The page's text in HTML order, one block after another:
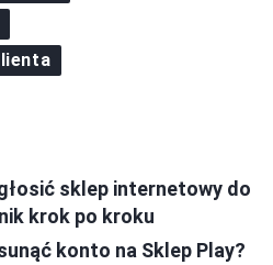
sklep internetowy do
krok po kroku
konto na Sklep Play?